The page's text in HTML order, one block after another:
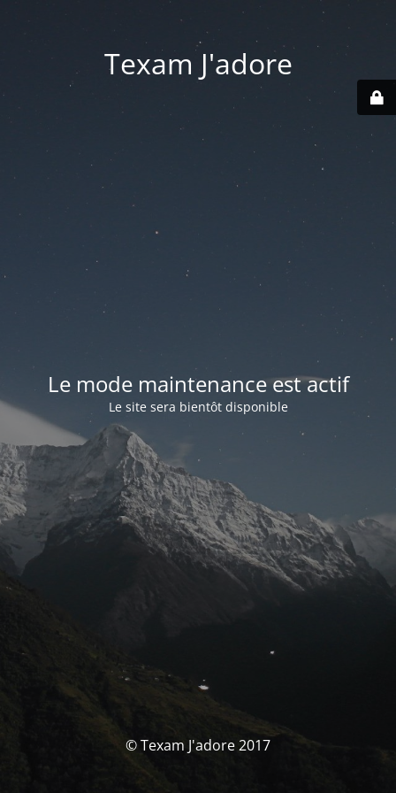
Texam J'adore
Le mode maintenance est actif
Le site sera bientôt disponible
© Texam J'adore 2017